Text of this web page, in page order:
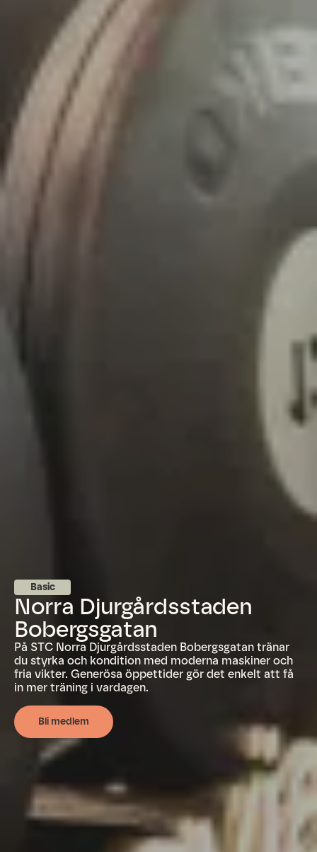
Basic
Norra Djurgårdsstaden
Bobergsgatan
På STC Norra Djurgårdsstaden Bobergsgatan tränar
du styrka och kondition med moderna maskiner och
fria vikter. Generösa öppettider gör det enkelt att få
in mer träning i vardagen.
Bli medlem